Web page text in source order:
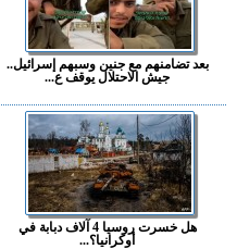
بعد تضامنهم مع جنين وسبهم إسرائيل..
جيش الاحتلال يوقف ع...
هل خسرت روسيا 4 آلاف دبابة في
أوكرانيا؟...